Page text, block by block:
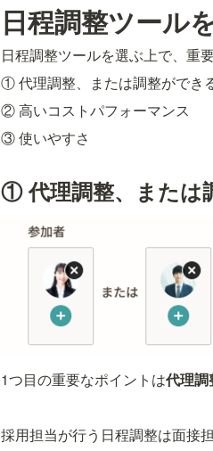
日程調整ツール
日程調整ツールを選ぶ上で、重
① 代理調整、または調整ができ
② 高いコストパフォーマンス
③ 使いやすさ
① 代理調整、または
1つ目の重要なポイントは代理調
採用担当が行う日程調整は面接